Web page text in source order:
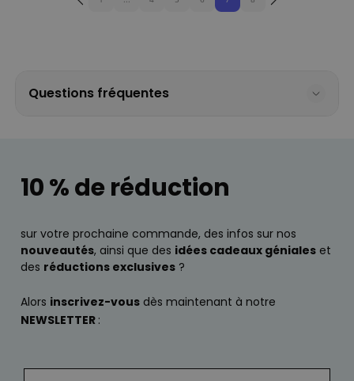
Questions fréquentes
10 % de réduction
sur votre prochaine commande, des infos sur nos
nouveautés, ainsi que des idées cadeaux géniales et
des réductions exclusives ?
Alors inscrivez-vous dès maintenant à notre
NEWSLETTER :